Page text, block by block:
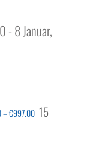
-8 Januar,
€997.00 15